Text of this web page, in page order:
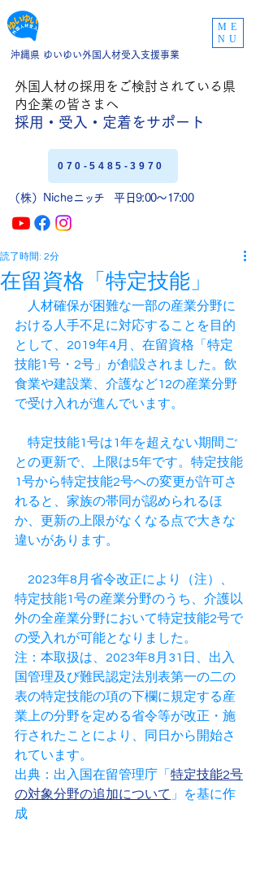
ME
NU
沖縄県 ゆいゆい外国人材受入支援事業
外国人材の採用をご検討されている県
内企業の皆さまへ
採用・受入・定着をサポート
070-5485-3970
（株）Nicheニッチ平日9:00〜17:00
在留資格「特定技能」
読了時間: 2分
人材確保が困難な一部の産業分野に
おける人手不足に対応することを目的
として、2019年4月、在留資格「特定
技能1号・2号」が創設されました。飲
食業や建設業、介護など12の産業分野
で受け入れが進んでいます。
特定技能1号は1年を超えない期間ご
との更新で、上限は5年です。特定技能
1号から特定技能2号への変更が許可さ
れると、家族の帯同が認められるほ
か、更新の上限がなくなる点で大きな
違いがあります。
2023年8月省令改正により（注）、
特定技能1号の産業分野のうち、介護以
外の全産業分野において特定技能2号で
の受入れが可能となりました。
注：本取扱は、2023年8月31日、出入
国管理及び難民認定法別表第一の二の
表の特定技能の項の下欄に規定する産
業上の分野を定める省令等が改正・施
行されたことにより、同日から開始さ
れています。
出典：出入国在留管理庁「 特定技能2号
の対象分野の追加について 」を基に作
成